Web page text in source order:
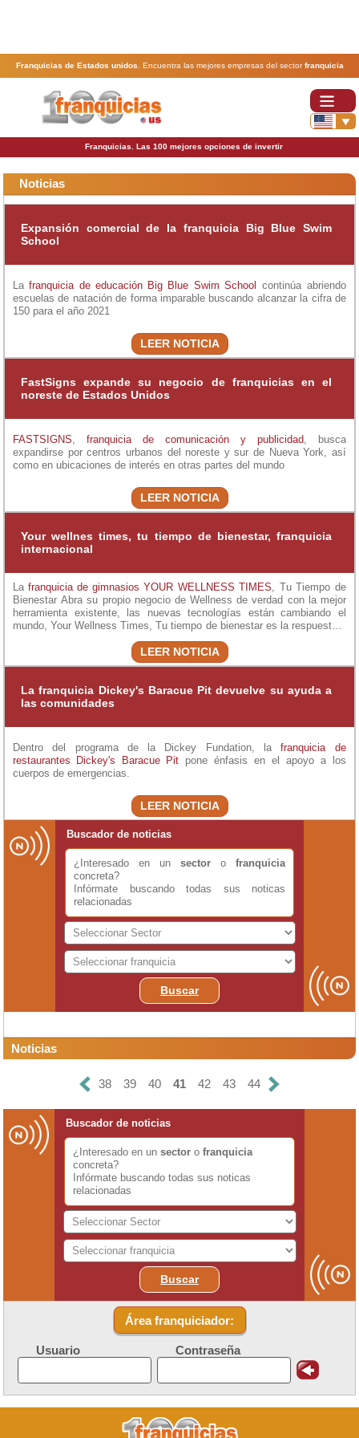
Franquicias de Estados unidos . Encuentra las mejores empresas del sectorfranquicia
ordenadas por actividad. En www.100franquicias.us encontrarás las más rentables,
baratas y seguras.
Franquicias. Las 100 mejores opciones de invertir
Noticias
Expansión comercial de la franquicia Big Blue Swim
School
La franquicia de educación Big Blue Swim School
continúa abriendo
escuelas de natación de forma imparable buscando alcanzar la cifra de
150 para el año 2021
LEER NOTICIA
FastSigns expande su negocio de franquicias en el
noreste de Estados Unidos
FASTSIGNS, franquicia de comunicación y publicidad, busca
expandirse por centros urbanos del noreste y sur de Nueva York, así
como en ubicaciones de interés en otras partes del mundo
LEER NOTICIA
Your wellnes times, tu tiempo de bienestar, franquicia
internacional
La franquicia de gimnasios YOUR WELLNESS TIMES, Tu Tiempo de
Bienestar Abra su propio negocio de Wellness de verdad con la mejor
herramienta existente, las nuevas tecnologías están cambiando el
mundo, Your Wellness Times, Tu tiempo de bienestar es la respuesta a
la necesidad latente en el mercado de centro de apoyo básico del barrio
para estar en forma psico física, se trata de local pequeño para cuatro
personas a la vez, en cuatro cabinas, dos de ellas de masaje
fitness en camilla o de pie a 15 € sesión la mitad del precio de
mercado, con sesiones de 20 minutos de forma autónoma que
para estar en forma, combinado con preso terapia , que facilita un
drenaje linfático y recuperación rápida, andulacion para mejora de
dolores en general y sobre todo de espalda. En el local se venden
dietas y suplementación exclusivas, productos de consumo diario en
casa u oficina, capsulas de bebidas funcionales que ayudan a sentirse
mejor, como café verde con ganoderma, cafe al ginseng, cappuccino
guarana, y así 40 bebidas saludables calientes o frias fáciles de
preparar funcionales, más de 200 productos también sólidos para
consumo en la casa u oficina saludables de origen Italia de consumo
diario que no se encuentra en otros negocios en la actualidad. Se le
hace un seguimiento trimestral al cliente con báscula y bio impedancia
completa e informe del bienestar a través de hebras del cabello, lo que
permite ver las diferencias corporales y de epigenetica y su buena
direccion hacia zona wellne
LEER NOTICIA
La franquicia Dickey's Baracue Pit devuelve su ayuda a
las comunidades
Dentro del programa de la Dickey Fundation, la franquicia de
restaurantes
Dickey's Baracue Pit pone énfasis en el apoyo a los
cuerpos de emergencias.
LEER NOTICIA
Buscador de noticias
¿Interesado en un sector o franquicia
concreta?
Infórmate buscando todas sus noticas
relacionadas
Buscar
Noticias
38 39 40 41 42 43 44
Buscador de noticias
¿Interesado en un sector o franquicia
concreta?
Infórmate buscando todas sus noticas
relacionadas
Buscar
Área franquiciador:
Usuario Contraseña